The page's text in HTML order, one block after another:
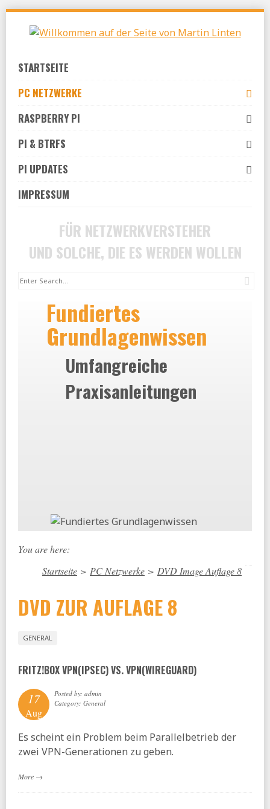
Skip
content
STARTSEITE
PC NETZWERKE
RASPBERRY PI
PI & BTRFS
PI UPDATES
IMPRESSUM
FÜR NETZWERKVERSTEHER
UND SOLCHE, DIE ES WERDEN WOLLEN
Fundiertes
Grundlagenwissen
Umfangreiche
Praxisanleitungen
You are here:
Startseite > PC Netzwerke > DVD Image Auflage 8
DVD ZUR AUFLAGE 8
GENERAL
FRITZ!BOX VPN(IPSEC) VS. VPN(WIREGUARD)
17
Aug
Posted by: admin
Category: General
Es scheint ein Problem beim Parallelbetrieb der
zwei VPN-Generationen zu geben.
More →